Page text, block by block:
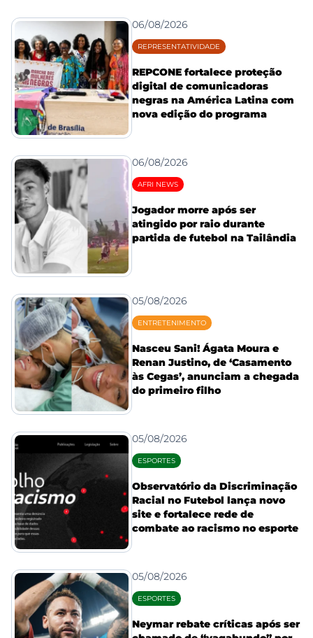
06/08/2026
REPRESENTATIVIDADE
REPCONE fortalece proteção
digital de comunicadoras
negras na América Latina com
nova edição do programa
06/08/2026
AFRI NEWS
Jogador morre após ser
atingido por raio durante
partida de futebol na Tailândia
05/08/2026
ENTRETENIMENTO
Nasceu Sani! Ágata Moura e
Renan Justino, de ‘Casamento
às Cegas’, anunciam a chegada
do primeiro filho
05/08/2026
ESPORTES
Observatório da Discriminação
Racial no Futebol lança novo
site e fortalece rede de
combate ao racismo no esporte
05/08/2026
ESPORTES
Neymar rebate críticas após ser